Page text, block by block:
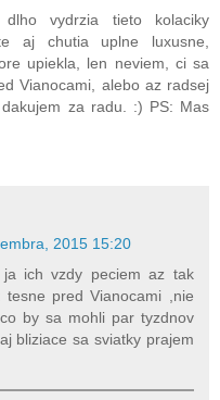
vydrzia tieto kolaciky
aj chutia uplne luxusne,
upiekla, len neviem, ci sa
Vianocami, alebo az radsej
za radu. :) PS: Mas
2015 15:20
ich vzdy peciem az tak
pred Vianocami ,nie
by sa mohli par tyzdnov
bliziace sa sviatky prajem